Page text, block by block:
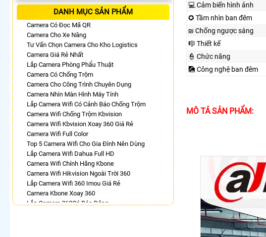
DANH MỤC SẢN PHẨM
Camera Có Đọc Mã QR
Camera Cho Xe Nâng
Tư Vấn Chọn Camera Cho Kho Logistics
Camera Giá Rẻ Nhất
Lắp Camera Phòng Phẩu Thuật
Camera Có Chống Trộm
Camera Cho Công Trình Chuyên Dụng
Camera Nhìn Màn Hình Máy Tính
Lắp Camera Wifi Có Cảnh Báo Chống Trộm
Camera Wifi Chống Trộm Kbvision
Camera Wifi Kbvision Xoay 360 Giá Rẻ
Camera Wifi Full Color
Top 5 Camera Wifi Cho Gia Đình Nên Dùng
Lắp Camera Wifi Dahua Full HD
Camera Wifi Chính Hãng Kbone
Camera Wifi Hikvision Ngoài Trời 360
Lắp Camera Wifi 360 Imou Giá Rẻ
Camera Kbone Xoay 360
Lắp Camera 360Có Báo Động
💻 Cảm biến hình ảnh
✪ Tầm nhìn ban đêm
₪ Chống ngược sáng
🎼️ Thiết kế
👮 Chức năng
🎑 Công nghệ ban đêm
MÔ TẢ SẢN PHẨM: